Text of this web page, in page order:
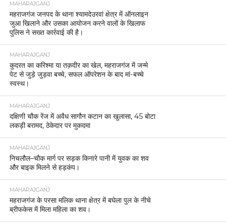
MAHARAJGANJ
महराजगंज जनपद के थाना श्यामदेउरवां क्षेत्र में ऑनलाइन
जुआ खिलाने और उसका आयोजन करने वालों के खिलाफ
पुलिस ने सख्त कार्रवाई की है।
MAHARAJGANJ
कुदरत का करिश्मा या तक़दीर का खेल, महराजगंज में जन्मे
पेट से जुड़े जुड़वा बच्चे, सफल ऑपरेशन के बाद मां-बच्चे
स्वस्थ।
MAHARAJGANJ
दक्षिणी चौक रेंज में अवैध सागौन कटान का खुलासा, 45 बोटा
लकड़ी बरामद, ठेकेदार पर मुकदमा
MAHARAJGANJ
निचलौल–चौक मार्ग पर सड़क किनारे पानी में युवक का शव
और बाइक मिलने से हड़कंप।
MAHARAJGANJ
महराजगंज के परसा मलिक थाना क्षेत्र में बघेला पुल के नीचे
ब्रीफकेस में मिला महिला का शव।